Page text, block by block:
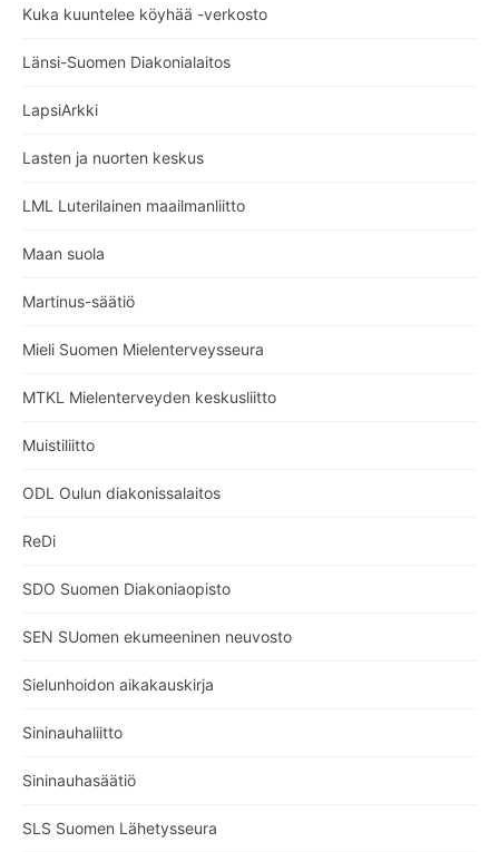
Kuka kuuntelee köyhää -verkosto
Länsi-Suomen Diakonialaitos
LapsiArkki
Lasten ja nuorten keskus
LML Luterilainen maailmanliitto
Maan suola
Martinus-säätiö
Mieli Suomen Mielenterveysseura
MTKL Mielenterveyden keskusliitto
Muistiliitto
ODL Oulun diakonissalaitos
ReDi
SDO Suomen Diakoniaopisto
SEN SUomen ekumeeninen neuvosto
Sielunhoidon aikakauskirja
Sininauhaliitto
Sininauhasäätiö
SLS Suomen Lähetysseura